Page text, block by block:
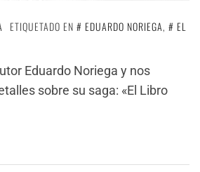
ETIQUETADO EN EDUARDO NORIEGA,
EL
Eduardo Noriega y nos
sobre su saga: «El Libro